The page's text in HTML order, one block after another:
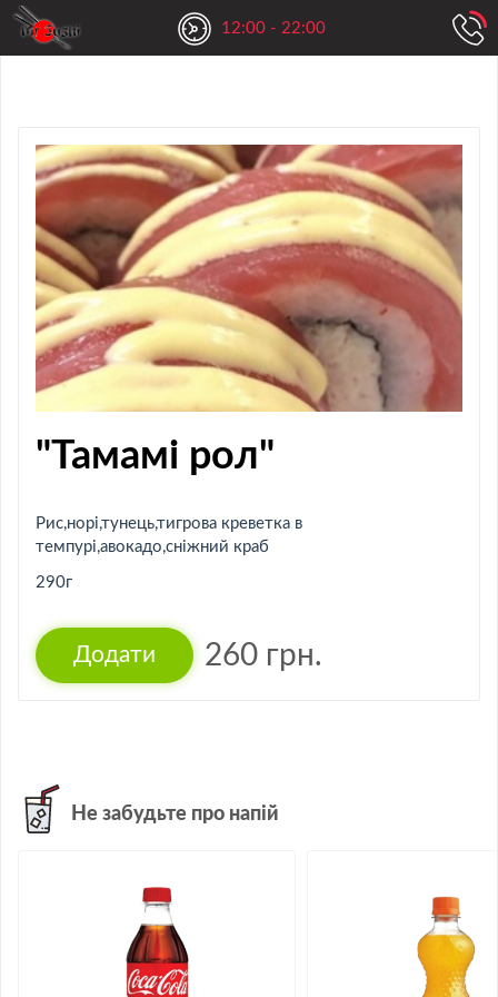
12:00 - 22:00
"Тамамі рол"
Рис,норі,тунець,тигрова креветка в
темпурі,авокадо,сніжний краб
290г
260 грн.
Не забудьте про напій